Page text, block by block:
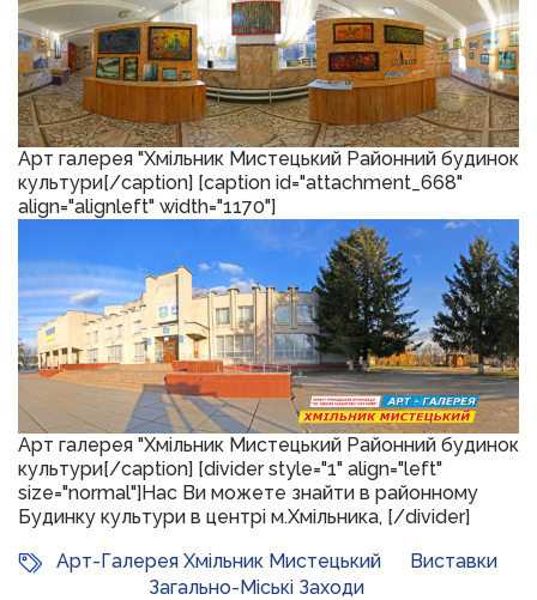
Арт галерея "Хмільник Мистецький Районний будинок
культури[/caption] [caption id="attachment_668"
align="alignleft" width="1170"]
Арт галерея "Хмільник Мистецький Районний будинок
культури[/caption] [divider style="1" align="left"
size="normal"]Нас Ви можете знайти в районному
Будинку культури в центрі м.Хмільника, [/divider]
Арт-Галерея Хмільник Мистецький
Виставки
Загально-Міські Заходи